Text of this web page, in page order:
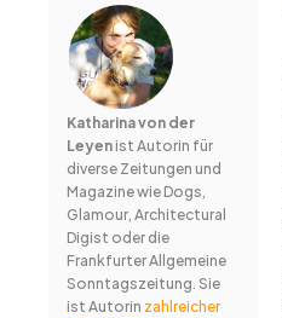
Katharina von der
Leyenist Autorin für
diverse Zeitungen und
Magazine wie Dogs,
Glamour, Architectural
Digist oder die
Frankfurter Allgemeine
Sonntagszeitung. Sie
ist Autorin zahlreicher